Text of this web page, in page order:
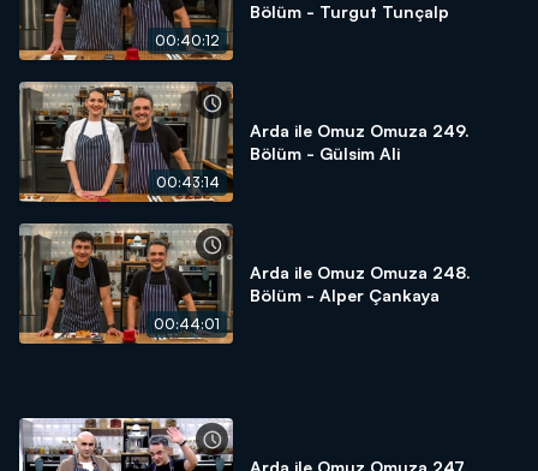
00:40:12
Bölüm - Turgut Tunçalp
00:43:14
Arda ile Omuz Omuza 249.
Bölüm - Gülsim Ali
00:44:01
Arda ile Omuz Omuza 248.
Bölüm - Alper Çankaya
Arda ile Omuz Omuza 247.